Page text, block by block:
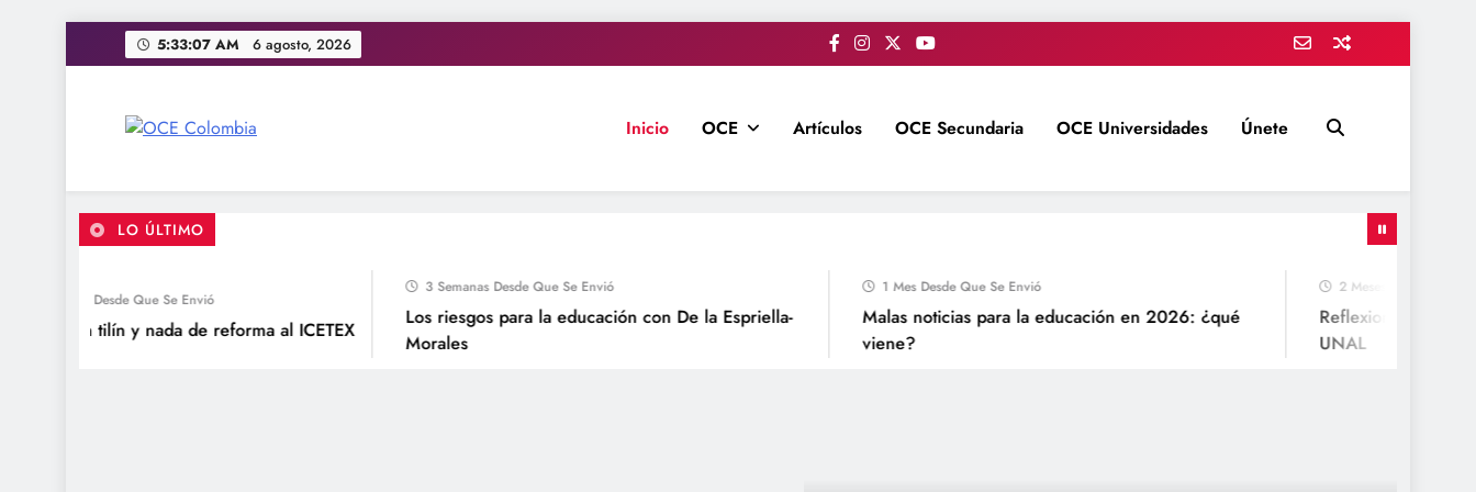
al
5:33:08 AM 6 agosto, 2026
Inicio OCE Artículos OCE Secundaria OCE Universidades Únete
LO ÚLTIMO
Semanas Desde Que Se Envió
tilín tilín y nada de reforma al ICETEX
3 Semanas Desde Que Se Envió
Los riesgos para la educación con De la Espriella-
Morales
1 Mes Desde Que Se Envió
Malas noticias para la educación en 2026: ¿qué
viene?
2 Meses Desde Que Se
Reflexiones para un
UNAL